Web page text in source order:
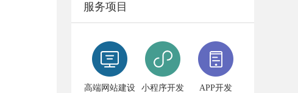
服务项目
高端网站建设 小程序开发 APP开发